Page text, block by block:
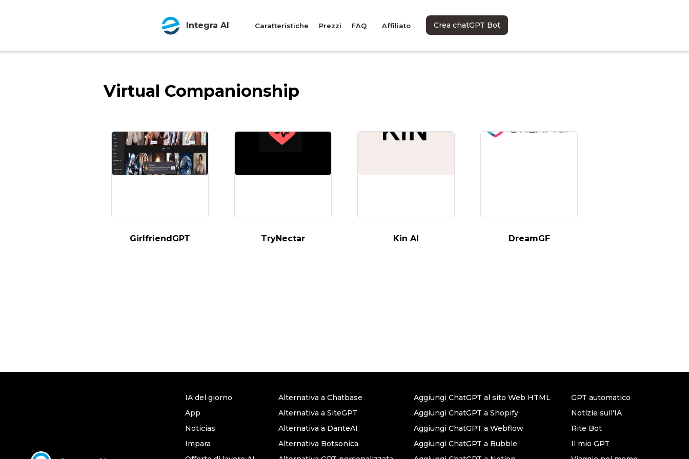
Integra AI Caratteristiche Prezzi FAQ Affiliato Crea chatGPT Bot
Virtual Companionship
GirlfriendGPT TryNectar Kin AI DreamGF
IA del giorno
App
Noticias
Impara
Alternativa a Chatbase
Alternativa a SiteGPT
Alternativa a DanteAI
Alternativa Botsonica
Aggiungi ChatGPT al sito Web HTML
Aggiungi ChatGPT a Shopify
Aggiungi ChatGPT a Webflow
Aggiungi ChatGPT a Bubble
GPT automatico
Notizie sull'IA
Rite Bot
Il mio GPT